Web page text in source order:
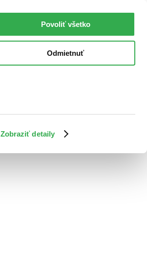
Zobraziť detaily
Povoliť všetko
Odmietnuť